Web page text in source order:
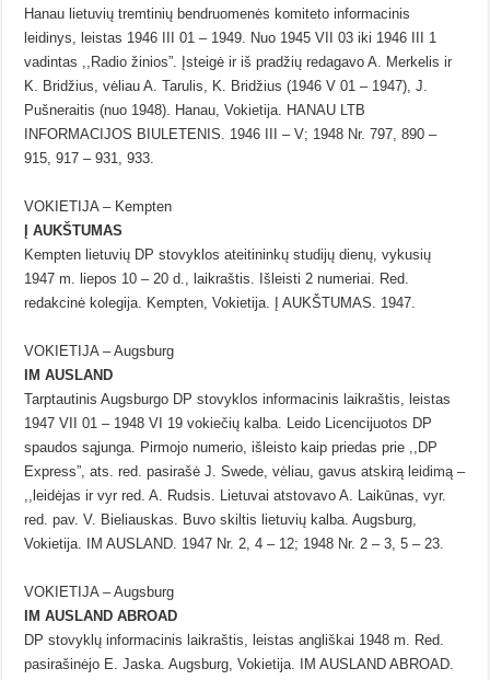
Hanau lietuvių tremtinių bendruomenės komiteto informacinis
leidinys, leistas 1946 III 01 – 1949. Nuo 1945 VII 03 iki 1946 III 1
vadintas ,,Radio žinios”. Įsteigė ir iš pradžių redagavo A. Merkelis ir
K. Bridžius, vėliau A. Tarulis, K. Bridžius (1946 V 01 – 1947), J.
Pušneraitis (nuo 1948). Hanau, Vokietija. HANAU LTB
INFORMACIJOS BIULETENIS. 1946 III – V; 1948 Nr. 797, 890 –
915, 917 – 931, 933.
VOKIETIJA – Kempten
Į AUKŠTUMAS
Kempten lietuvių DP stovyklos ateitininkų studijų dienų, vykusių
1947 m. liepos 10 – 20 d., laikraštis. Išleisti 2 numeriai. Red.
redakcinė kolegija. Kempten, Vokietija. Į AUKŠTUMAS. 1947.
VOKIETIJA – Augsburg
IM AUSLAND
Tarptautinis Augsburgo DP stovyklos informacinis laikraštis, leistas
1947 VII 01 – 1948 VI 19 vokiečių kalba. Leido Licencijuotos DP
spaudos sąjunga. Pirmojo numerio, išleisto kaip priedas prie ,,DP
Express”, ats. red. pasirašė J. Swede, vėliau, gavus atskirą leidimą –
,,leidėjas ir vyr red. A. Rudsis. Lietuvai atstovavo A. Laikūnas, vyr.
red. pav. V. Bieliauskas. Buvo skiltis lietuvių kalba. Augsburg,
Vokietija. IM AUSLAND. 1947 Nr. 2, 4 – 12; 1948 Nr. 2 – 3, 5 – 23.
VOKIETIJA – Augsburg
IM AUSLAND ABROAD
DP stovyklų informacinis laikraštis, leistas angliškai 1948 m. Red.
pasirašinėjo E. Jaska. Augsburg, Vokietija. IM AUSLAND ABROAD.